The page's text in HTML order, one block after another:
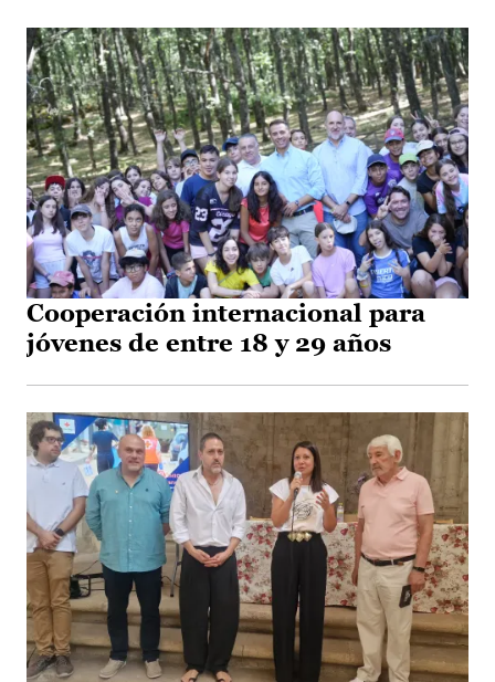
Cooperación internacional para
jóvenes de entre 18 y 29 años